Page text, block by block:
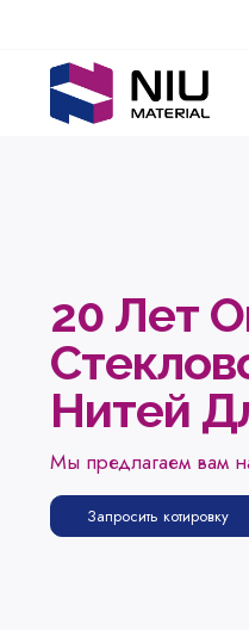
20 Лет
Нитей
Мы предлагаем вам
Запросить котировку